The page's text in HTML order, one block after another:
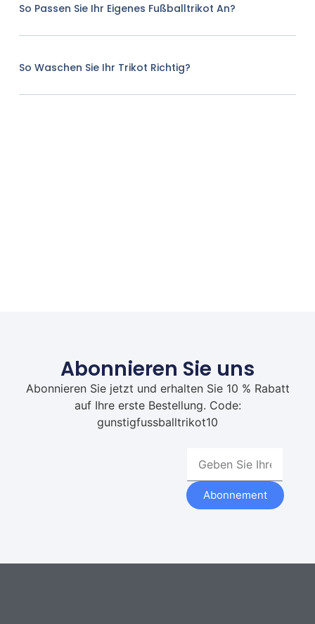
So Passen Sie Ihr Eigenes Fußballtrikot An?
So Waschen Sie Ihr Trikot Richtig?
Abonnieren Sie uns
Abonnieren Sie jetzt und erhalten Sie 10 % Rabatt
auf Ihre erste Bestellung. Code:
gunstigfussballtrikot10
Abonnement